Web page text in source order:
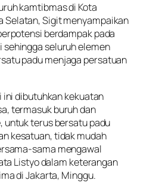
kamtibmas di Kota
Selatan, Sigit menyampaikan
berdampak pada
sehingga seluruh elemen
padu menjaga persatuan
ini dibutuhkan kekuatan
termasuk buruh dan
, untuk terus bersatu padu
kesatuan, tidak mudah
sama mengawal
Listyo dalam keterangan
di Jakarta, Minggu.